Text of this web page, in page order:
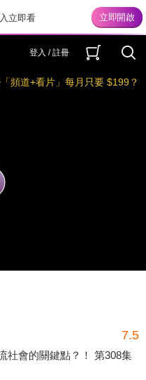
立即看
登入 / 註冊
「頻道+看片」每月只要 $199？
7.5
社會的關鍵點？！ 第308集